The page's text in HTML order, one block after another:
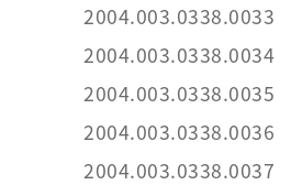
2004.003.0338.0033
2004.003.0338.0034
2004.003.0338.0035
2004.003.0338.0036
2004.003.0338.0037